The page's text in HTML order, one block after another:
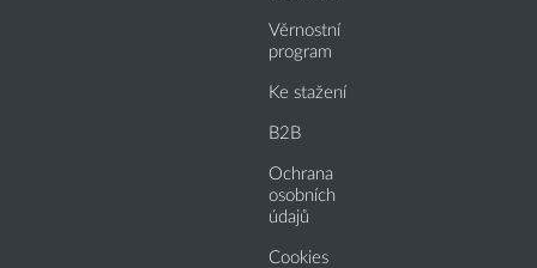
Věrnostní
program
Ke stažení
B2B
Ochrana
osobních
údajů
Cookies